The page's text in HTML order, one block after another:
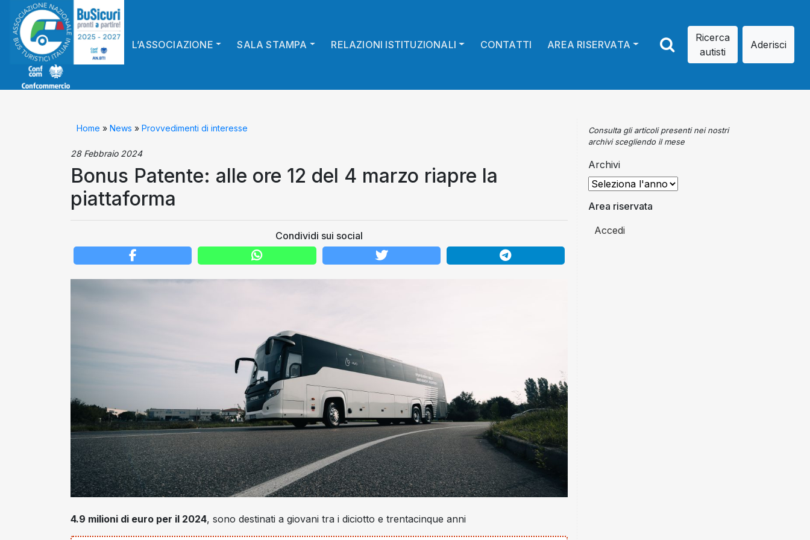
L’ASSOCIAZIONE SALA STAMPA RELAZIONI ISTITUZIONALI CONTATTI AREA RISERVATA
Ricerca
autisti
Aderisci
Home » News » Provvedimenti di interesse
28 Febbraio 2024
Bonus Patente: alle ore 12 del 4 marzo riapre la
piattaforma
Condividi sui social
4.9 milioni di euro per il 2024, sono destinati a giovani tra i diciotto e trentacinque anni
Consulta gli articoli presenti nei nostri
archivi scegliendo il mese
Archivi
Area riservata
Accedi